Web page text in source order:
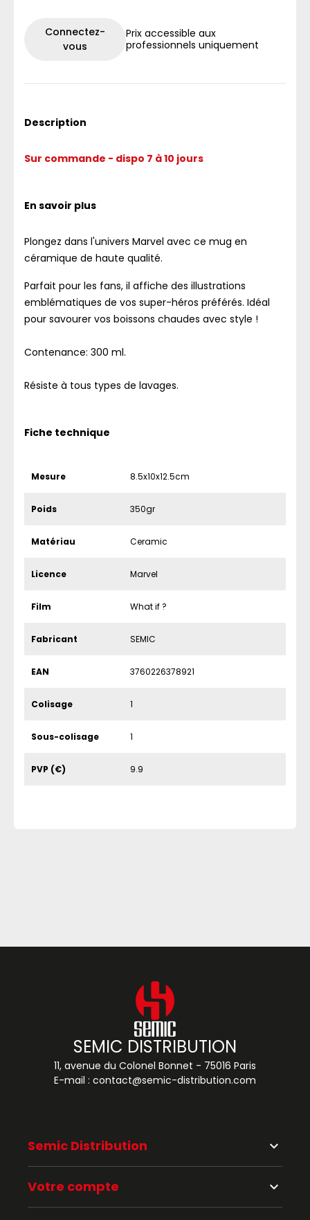
Connectez-
vous
Prix accessible aux
professionnels uniquement
Description
Sur commande - dispo 7 à 10 jours
En savoir plus
Plongez dans l'univers Marvel avec ce mug en
céramique de haute qualité.
Parfait pour les fans, il affiche des illustrations
emblématiques de vos super-héros préférés. Idéal
pour savourer vos boissons chaudes avec style !
Contenance: 300 ml.
Résiste à tous types de lavages.
Fiche technique
Mesure 8.5x10x12.5cm
Poids 350gr
Matériau Ceramic
Licence Marvel
Film What if ?
Fabricant SEMIC
EAN 3760226378921
Colisage 1
Sous-colisage 1
PVP (€) 9.9
Semic Distribution keyboard_arrow_down
Votre compte keyboard_arrow_down
SEMIC DISTRIBUTION
11, avenue du Colonel Bonnet - 75016 Paris
E-mail : contact@semic-distribution.com